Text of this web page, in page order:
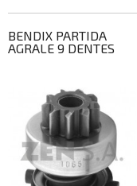
BENDIX PARTIDA
AGRALE 9 DENTES